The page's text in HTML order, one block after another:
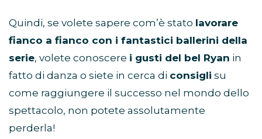
Quindi, se volete sapere com’è stato lavorare
fianco a fianco con i fantastici ballerini della
serie, volete conoscere i gusti del bel Ryan in
fatto di danza o siete in cerca di consigli su
come raggiungere il successo nel mondo dello
spettacolo, non potete assolutamente
perderla!